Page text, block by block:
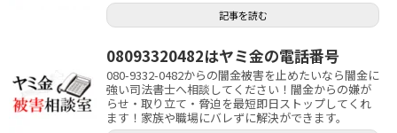
記事を読む
08093320482はヤミ金の電話番号
080-9332-0482からの闇金被害を止めたいなら闇金に
強い司法書士へ相談してください！闇金からの嫌が
らせ・取り立て・脅迫を最短即日ストップしてくれ
ます！家族や職場にバレずに解決ができます。